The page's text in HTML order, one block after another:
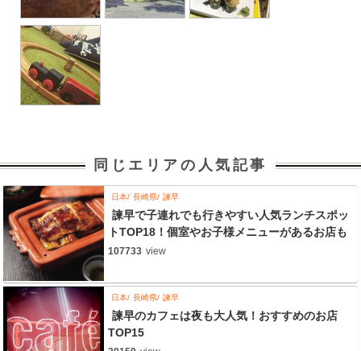
同じエリアの人気記事
日本 長崎県 諫早
諫早で子連れでも行きやすい人気ランチスポッ
トTOP18！個室やお子様メニューがあるお店も
107733 view
日本 長崎県 諫早
諫早のカフェは夜も大人気！おすすめのお店
TOP15